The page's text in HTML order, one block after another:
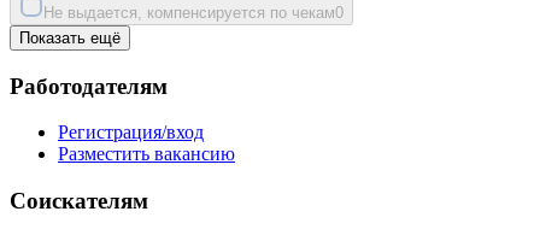
Не выдается, компенсируется по чекам0
Показать ещё
Работодателям
Регистрация/вход
Разместить вакансию
Соискателям